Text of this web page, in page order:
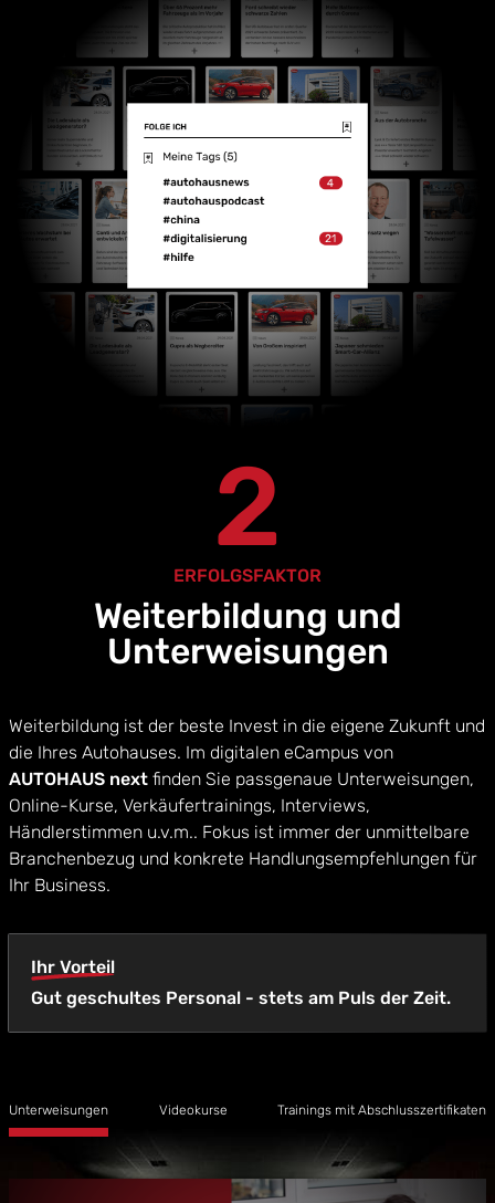
2
ERFOLGSFAKTOR
Weiterbildung und
Unterweisungen
Weiterbildung ist der beste Invest in die eigene Zukunft und
die Ihres Autohauses. Im digitalen eCampus von
AUTOHAUS next finden Sie passgenaue Unterweisungen,
Online-Kurse, Verkäufertrainings, Interviews,
Händlerstimmen u.v.m.. Fokus ist immer der unmittelbare
Branchenbezug und konkrete Handlungsempfehlungen für
Ihr Business.
Ihr Vorteil
Gut geschultes Personal - stets am Puls der Zeit.
Unterweisungen Videokurse Trainings mit Abschlusszertifikaten